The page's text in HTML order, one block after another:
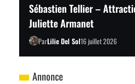
Sébastien Tellier –
Juliette Armanet
ParLilie Del Sol16 juillet 2026
Annonce